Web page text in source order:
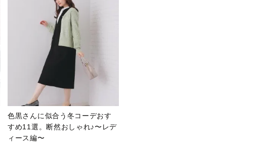
色黒さんに似合う冬コーデおす
すめ11選。断然おしゃれ♪〜レデ
ィース編〜